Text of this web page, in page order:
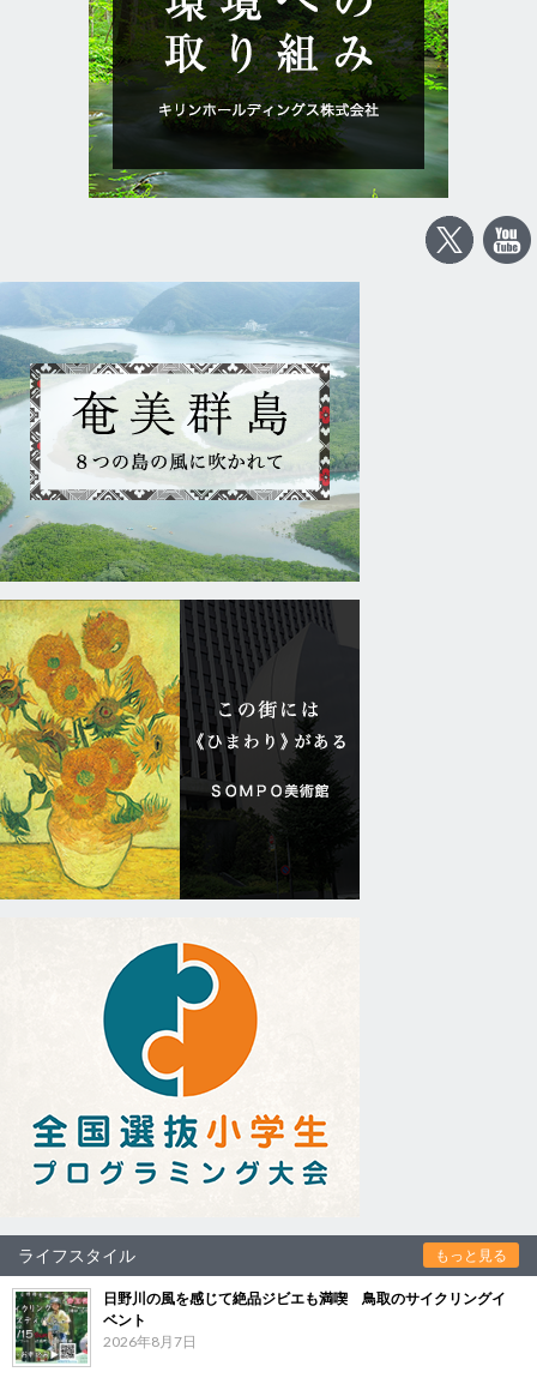
ライフスタイル もっと見る
日野川の風を感じて絶品ジビエも満喫 鳥取のサイクリングイ
ベント
2026年8月7日